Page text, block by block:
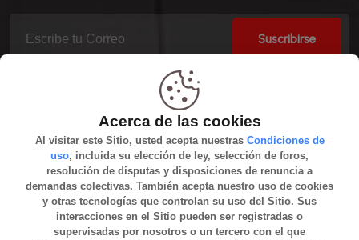
Suscribirse
Nosotros Aceptamos
Libro Reclamaciones
Acerca de las cookies
Al visitar este Sitio, usted acepta nuestras Condiciones de
uso, incluida su elección de ley, selección de foros,
resolución de disputas y disposiciones de renuncia a
demandas colectivas. También acepta nuestro uso de cookies
y otras tecnologías que controlan su uso del Sitio. Sus
interacciones en el Sitio pueden ser registradas o
supervisadas por nosotros o un tercero con el que